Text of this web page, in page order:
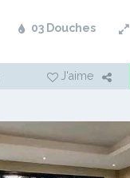
03 Douches
J'aime